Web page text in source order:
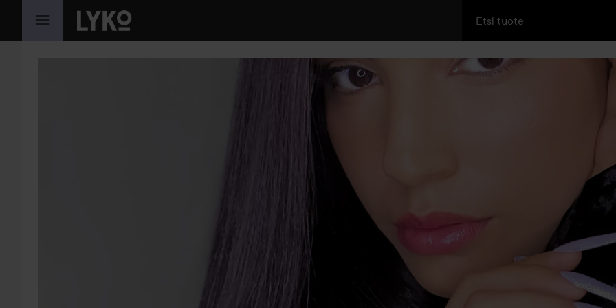
SIIRTYÄ JHK SISÄLTÖÖN